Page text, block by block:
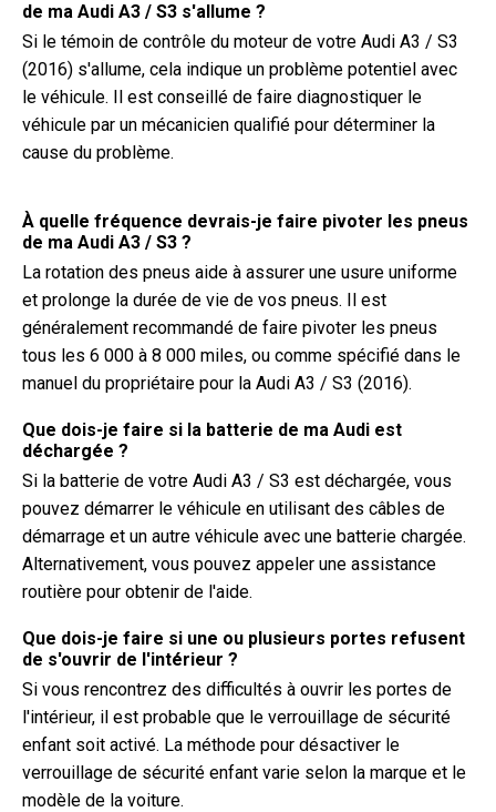
de ma Audi A3 / S3 s'allume ?
Si le témoin de contrôle du moteur de votre Audi A3 / S3
(2016) s'allume, cela indique un problème potentiel avec
le véhicule. Il est conseillé de faire diagnostiquer le
véhicule par un mécanicien qualifié pour déterminer la
cause du problème.
À quelle fréquence devrais-je faire pivoter les pneus
de ma Audi A3 / S3 ?
La rotation des pneus aide à assurer une usure uniforme
et prolonge la durée de vie de vos pneus. Il est
généralement recommandé de faire pivoter les pneus
tous les 6 000 à 8 000 miles, ou comme spécifié dans le
manuel du propriétaire pour la Audi A3 / S3 (2016).
Que dois-je faire si la batterie de ma Audi est
déchargée ?
Si la batterie de votre Audi A3 / S3 est déchargée, vous
pouvez démarrer le véhicule en utilisant des câbles de
démarrage et un autre véhicule avec une batterie chargée.
Alternativement, vous pouvez appeler une assistance
routière pour obtenir de l'aide.
Que dois-je faire si une ou plusieurs portes refusent
de s'ouvrir de l'intérieur ?
Si vous rencontrez des difficultés à ouvrir les portes de
l'intérieur, il est probable que le verrouillage de sécurité
enfant soit activé. La méthode pour désactiver le
verrouillage de sécurité enfant varie selon la marque et le
modèle de la voiture.